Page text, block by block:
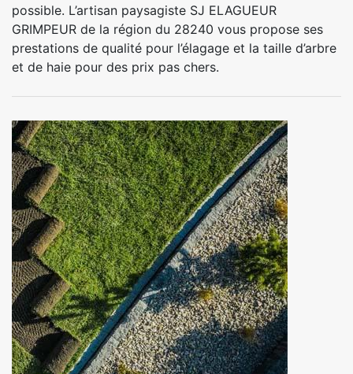
possible. L’artisan paysagiste SJ ELAGUEUR
GRIMPEUR de la région du 28240 vous propose ses
prestations de qualité pour l’élagage et la taille d’arbre
et de haie pour des prix pas chers.